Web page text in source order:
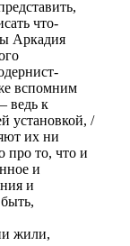
что-
Аркадия
вспомним
ведь к
установкой, /
их ни
про то, что и
и
и
жили,